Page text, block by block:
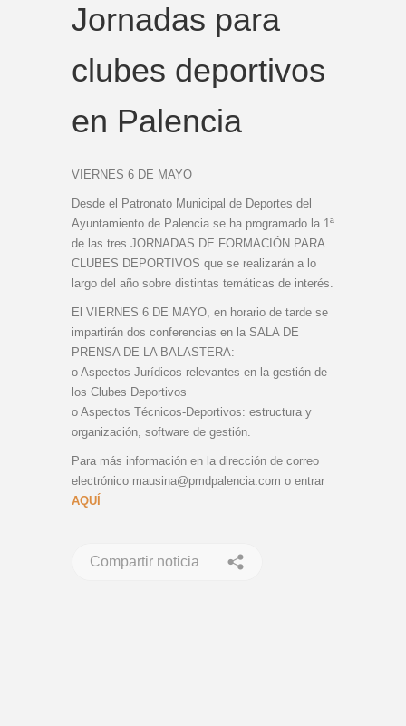
Jornadas para
clubes deportivos
en Palencia
VIERNES 6 DE MAYO
Desde el Patronato Municipal de Deportes del
Ayuntamiento de Palencia se ha programado la 1ª
de las tres JORNADAS DE FORMACIÓN PARA
CLUBES DEPORTIVOS que se realizarán a lo
largo del año sobre distintas temáticas de interés.
El VIERNES 6 DE MAYO, en horario de tarde se
impartirán dos conferencias en la SALA DE
PRENSA DE LA BALASTERA:
o Aspectos Jurídicos relevantes en la gestión de
los Clubes Deportivos
o Aspectos Técnicos-Deportivos: estructura y
organización, software de gestión.
Para más información en la dirección de correo
electrónico mausina@pmdpalencia.com o entrar
AQUÍ
Compartir noticia